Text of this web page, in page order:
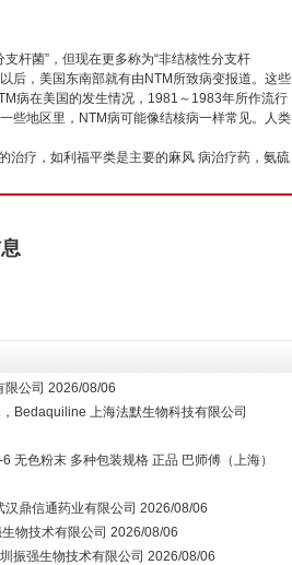
杆菌”，但现在更多称为“非结核性分支杆
后，美国东南部就有由NTM所致病变报道。这些
病在美国的发生情况，1981～1983年所作流行
些地区里，NTM病可能像结核病一样常见。人类
治疗，如利福平类是主要的麻风 病治疗药，氨硫
限公司 2026/08/06
Bedaquiline 上海法默生物科技有限公司
无色粉末 多种包装规格 正品 巴师傅（上海）
汉鼎信通药业有限公司 2026/08/06
物技术有限公司 2026/08/06
振强生物技术有限公司 2026/08/06